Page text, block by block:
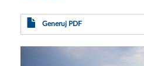
Generuj PDF